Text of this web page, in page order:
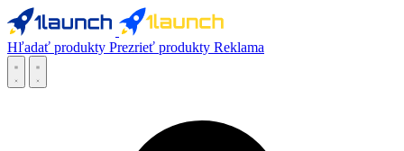
Hľadať produkty Prezrieť produkty Reklama